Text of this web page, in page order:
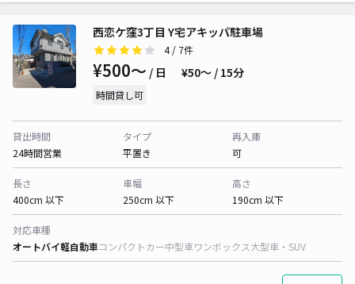
西恋ケ窪3丁目 Y宅アキッパ駐車場
4/ 7件
¥500〜 / 日 ¥50〜 / 15分
時間貸し可
貸出時間
24時間営業
タイプ
平置き
再入庫
可
長さ
400cm 以下
車幅
250cm 以下
高さ
190cm 以下
対応車種
オートバイ軽自動車コンパクトカー中型車ワンボックス大型車・SUV